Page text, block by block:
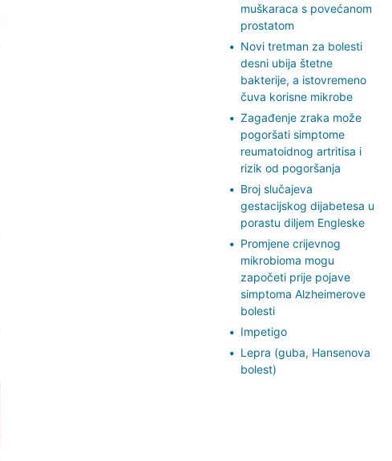
muškaraca s povećanom
prostatom
Novi tretman za bolesti
desni ubija štetne
bakterije, a istovremeno
čuva korisne mikrobe
Zagađenje zraka može
pogoršati simptome
reumatoidnog artritisa i
rizik od pogoršanja
Broj slučajeva
gestacijskog dijabetesa u
porastu diljem Engleske
Promjene crijevnog
mikrobioma mogu
započeti prije pojave
simptoma Alzheimerove
bolesti
Impetigo
Lepra (guba, Hansenova
bolest)